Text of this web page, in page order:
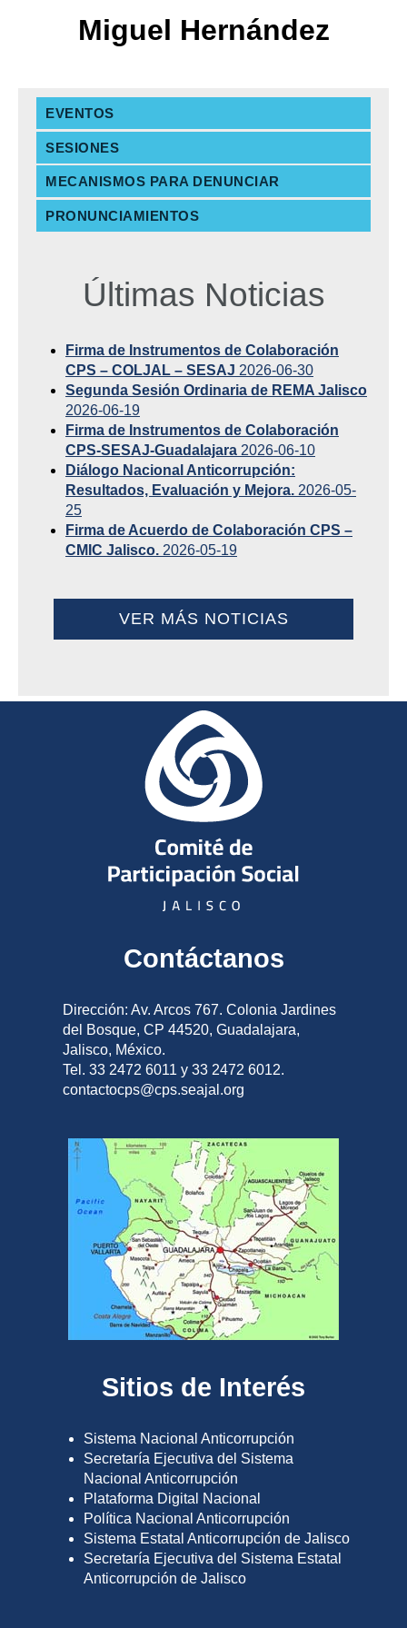
Miguel Hernández
EVENTOS
SESIONES
MECANISMOS PARA DENUNCIAR
PRONUNCIAMIENTOS
Últimas Noticias
Firma de Instrumentos de Colaboración
CPS – COLJAL – SESAJ 2026-06-30
Segunda Sesión Ordinaria de REMA Jalisco
2026-06-19
Firma de Instrumentos de Colaboración
CPS-SESAJ-Guadalajara 2026-06-10
Diálogo Nacional Anticorrupción:
Resultados, Evaluación y Mejora. 2026-05-
25
Firma de Acuerdo de Colaboración CPS –
CMIC Jalisco. 2026-05-19
VER MÁS NOTICIAS
Contáctanos
Dirección: Av. Arcos 767. Colonia Jardines
del Bosque, CP 44520, Guadalajara,
Jalisco, México.
Tel. 33 2472 6011 y 33 2472 6012.
contactocps@cps.seajal.org
Sitios de Interés
Sistema Nacional Anticorrupción
Secretaría Ejecutiva del Sistema
Nacional Anticorrupción
Plataforma Digital Nacional
Política Nacional Anticorrupción
Sistema Estatal Anticorrupción de Jalisco
Secretaría Ejecutiva del Sistema Estatal
Anticorrupción de Jalisco